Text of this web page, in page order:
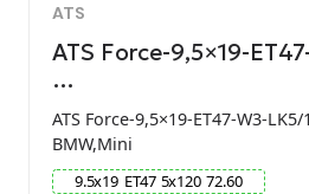
ATS
ATS Force-9,5×19-
…
ATS Force-9,5×19-ET47-W3-
BMW,Mini
9.5x19 ET47 5x120 72.60